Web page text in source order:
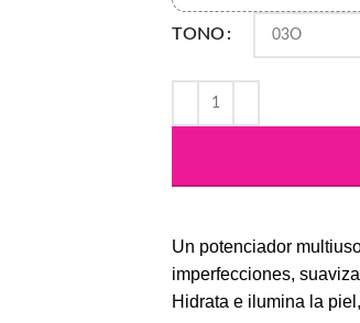
TONO
Un potenciador
imperfecciones,
Hidrata e ilumina la